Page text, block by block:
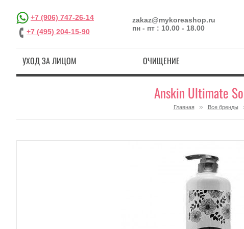
+7 (906) 747-26-14
+7 (495) 204-15-90
zakaz@mykoreashop.ru
пн - пт : 10.00 - 18.00
УХОД ЗА ЛИЦОМ ОЧИЩЕНИЕ
Anskin Ultimate
Главная » Все бренды